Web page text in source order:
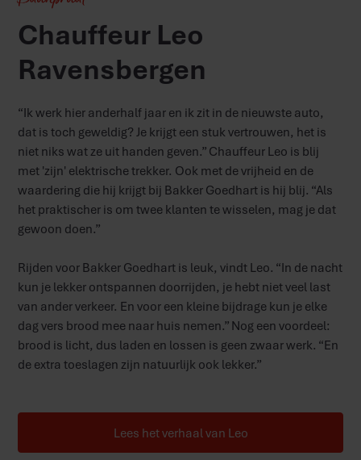
Chauffeur Leo
Ravensbergen
“Ik werk hier anderhalf jaar en ik zit in de nieuwste auto,
dat is toch geweldig? Je krijgt een stuk vertrouwen, het is
niet niks wat ze uit handen geven.” Chauffeur Leo is blij
met 'zijn' elektrische trekker. Ook met de vrijheid en de
waardering die hij krijgt bij Bakker Goedhart is hij blij. “Als
het praktischer is om twee klanten te wisselen, mag je dat
gewoon doen.”
Rijden voor Bakker Goedhart is leuk, vindt Leo. “In de nacht
kun je lekker ontspannen doorrijden, je hebt niet veel last
van ander verkeer. En voor een kleine bijdrage kun je elke
dag vers brood mee naar huis nemen.” Nog een voordeel:
brood is licht, dus laden en lossen is geen zwaar werk. “En
de extra toeslagen zijn natuurlijk ook lekker.”
Lees het verhaal van Leo